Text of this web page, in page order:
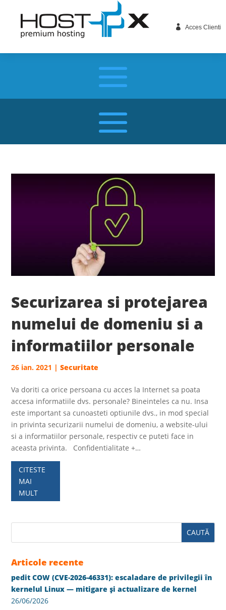
 Acces Clienti
Securizarea si protejarea
numelui de domeniu si a
informatiilor personale
26 ian. 2021 |Securitate
Va doriti ca orice persoana cu acces la Internet sa poata
accesa informatiile dvs. personale? Bineinteles ca nu. Insa
este important sa cunoasteti optiunile dvs., in mod special
in privinta securizarii numelui de domeniu, a website-ului
si a informatiilor personale, respectiv ce puteti face in
aceasta privinta. Confidentialitate +…
CITESTE
MAI
MULT
Articole recente
pedit COW (CVE-2026-46331): escaladare de privilegii în
kernelul Linux — mitigare și actualizare de kernel
26/06/2026